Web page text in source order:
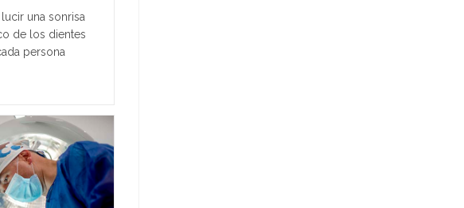
una sonrisa
de los dientes
persona